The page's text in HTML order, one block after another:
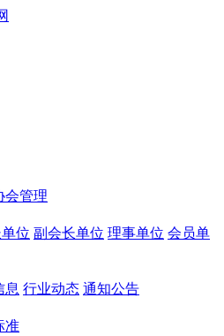
会管理
位 副会长单位 理事单位 会员单
息 行业动态 通知公告
准